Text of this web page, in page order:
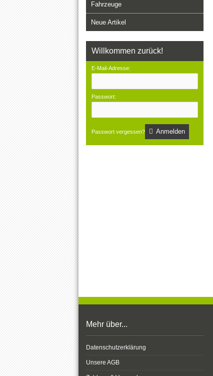
Fahrzeuge
Neue Artikel
Willkommen zurück!
E-Mail-Adresse:
Passwort:
Passwort vergessen? Anmelden
Mehr über...
Datenschutzerklärung
Unsere AGB